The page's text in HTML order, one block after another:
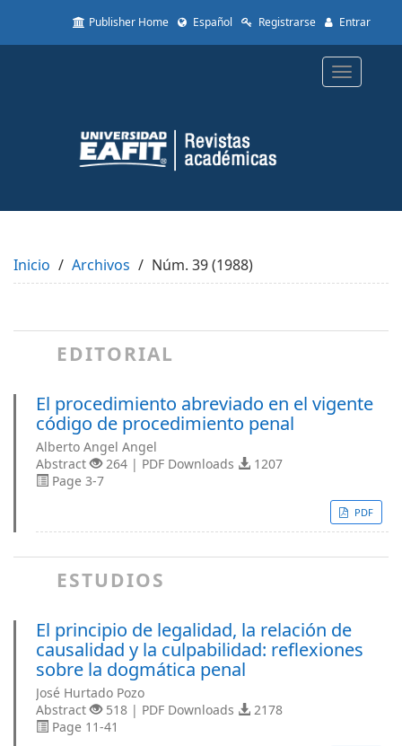
to
Content
Sidebar
Publisher Home Español Registrarse Entrar
Toggle
Inicio Archivos Núm. 39 (1988)
EDITORIAL
El procedimiento abreviado en el vigente
código de procedimiento penal
Alberto Angel Angel
Abstract
264 | PDF Downloads
1207
Page 3-7
PDF
ESTUDIOS
El principio de legalidad, la relación de
causalidad y la culpabilidad: reflexiones
sobre la dogmática penal
José Hurtado Pozo
Abstract
518 | PDF Downloads
2178
Page 11-41